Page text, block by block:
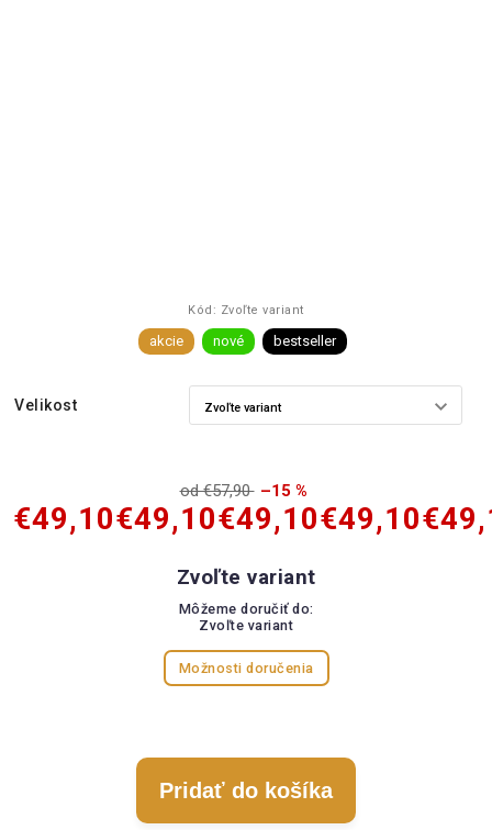
Kód: Zvoľte variant
akcie nové bestseller
Velikost
od €57,90 –15 %
€49,10€49,10€49,10€49,10
Zvoľte variant
Môžeme doručiť do:
Zvoľte variant
Možnosti doručenia
Pridať do košíka